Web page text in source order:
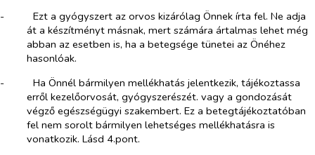
-​
Ezt a gyógyszert az orvos kizárólag Önnek írta fel. Ne adja
át a készítményt másnak, mert számára ártalmas lehet még
abban az esetben is, ha a betegsége tünetei az Önéhez
hasonlóak.
-​
Ha Önnél bármilyen mellékhatás jelentkezik, tájékoztassa
erről kezelőorvosát, gyógyszerészét. vagy a gondozását
végző egészségügyi szakembert. Ez a betegtájékoztatóban
fel nem sorolt bármilyen lehetséges mellékhatásra is
vonatkozik. Lásd 4.pont.